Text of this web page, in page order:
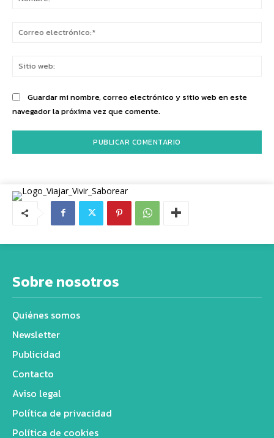
Guardar mi nombre, correo electrónico y sitio web en este
navegador la próxima vez que comente.
Sobre nosotros
Quiénes somos
Newsletter
Publicidad
Contacto
Aviso legal
Política de privacidad
Política de cookies